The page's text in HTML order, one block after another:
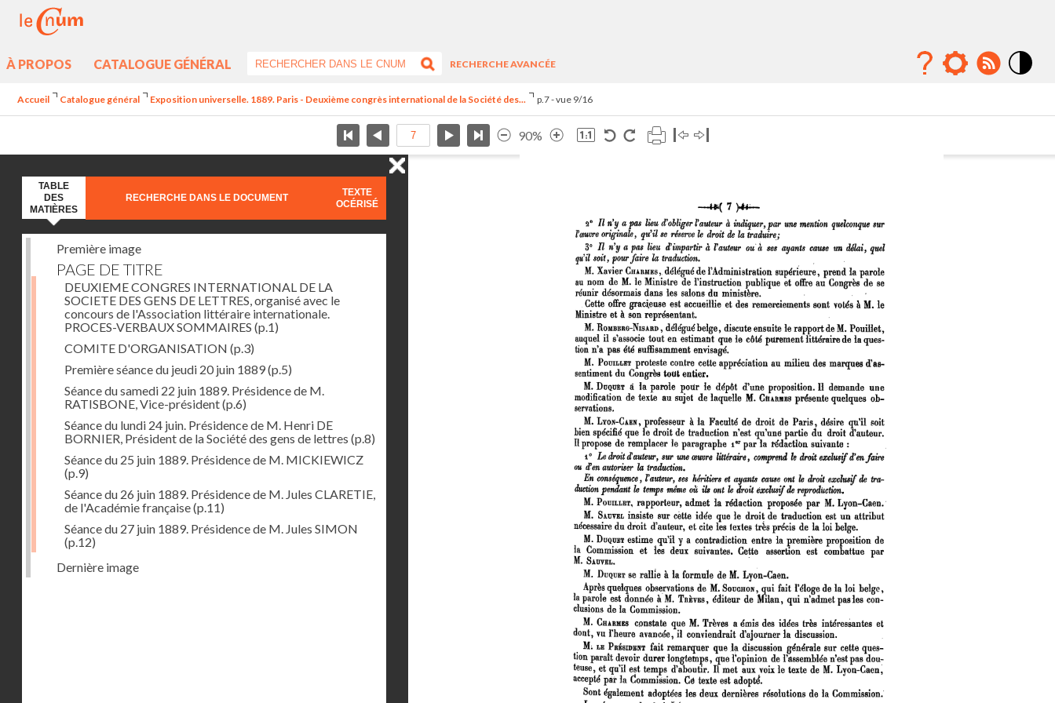
À PROPOS CATALOGUE GÉNÉRAL
RECHERCHE AVANCÉE
Accueil Catalogue général Exposition universelle. 1889. Paris - Deuxième congrès international de la Société des... p.7 - vue 9/16
90%
TABLE
DES
MATIÈRES
RECHERCHE DANS LE DOCUMENT
TEXTE
OCÉRISÉ
Première image
PAGE DE TITRE
DEUXIEME CONGRES INTERNATIONAL DE LA
SOCIETE DES GENS DE LETTRES, organisé avec le
concours de l'Association littéraire internationale.
PROCES-VERBAUX SOMMAIRES (p.1)
COMITE D'ORGANISATION (p.3)
Première séance du jeudi 20 juin 1889(p.5)
Séance du samedi 22 juin 1889. Présidence de M.
RATISBONE, Vice-président(p.6)
Séance du lundi 24 juin. Présidence de M. Henri DE
BORNIER, Président de la Société des gens de lettres (p.8)
Séance du 25 juin 1889. Présidence de M. MICKIEWICZ
(p.9)
Séance du 26 juin 1889. Présidence de M. Jules CLARETIE,
de l'Académie française(p.11)
Séance du 27 juin 1889. Présidence de M. Jules SIMON
(p.12)
Dernière image